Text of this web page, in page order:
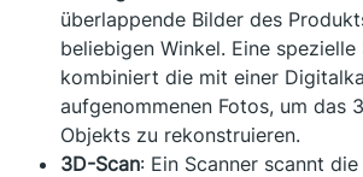
überlappende Bilder des
beliebigen Winkel. Eine
kombiniert die mit einer
aufgenommenen Fotos, um das
Objekts zu rekonstruieren.
3D-Scan: Ein Scanner scannt